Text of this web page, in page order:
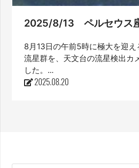
2025/8/13 ペルセウス
8月13日の午前5時に極大を迎え
流星群を、天文台の流星検出カ
した。...
2025.08.20